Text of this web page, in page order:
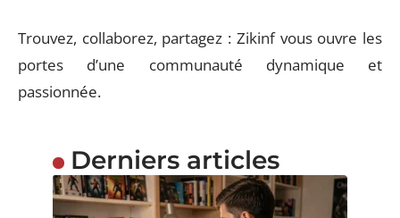
Trouvez, collaborez, partagez : Zikinf vous ouvre les
portes d’une communauté dynamique et
passionnée.
Derniers articles